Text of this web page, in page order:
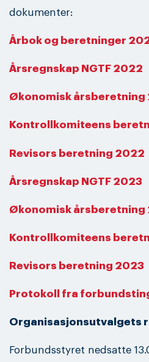
dokumenter:
Årbok og beretninger
Årsregnskap NGTF 2022
Økonomisk årsberetning
Kontrollkomiteens
Revisors beretning 2022
Årsregnskap NGTF 2023
Økonomisk årsberetning
Kontrollkomiteens
Revisors beretning 2023
Protokoll fra
Organisasjonsutvalgets
Forbundsstyret nedsatte